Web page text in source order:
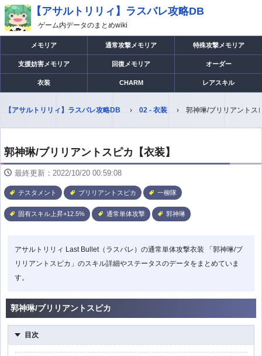
【アサルトリリィ】ラスバレ攻略DB
ゲーム内データのまとめwiki
メモリア 通常攻撃メモリア 特殊攻撃メモリア
支援妨害メモリア 回復メモリア オーダー
衣装 CHARM レアスキル
【アサルトリリィ】ラスバレ攻略DB 02 - 衣装 郭神琳/ブリリアントス
郭神琳/ブリリアントスピカ【衣装】
最終更新：2022/10/20 00:59:08
テスタメント ブリリアントスピカ 一柳隊
固有スキル上昇+12.5% 通常単体攻撃 郭神琳
アサルトリリィ Last Bullet（ラスバレ）の通常単体攻撃衣装 「郭神琳/ブ
リリアントスピカ」のスキル詳細やステータスのデータをまとめていま
す。
郭神琳/ブリリアントスピカ
目次